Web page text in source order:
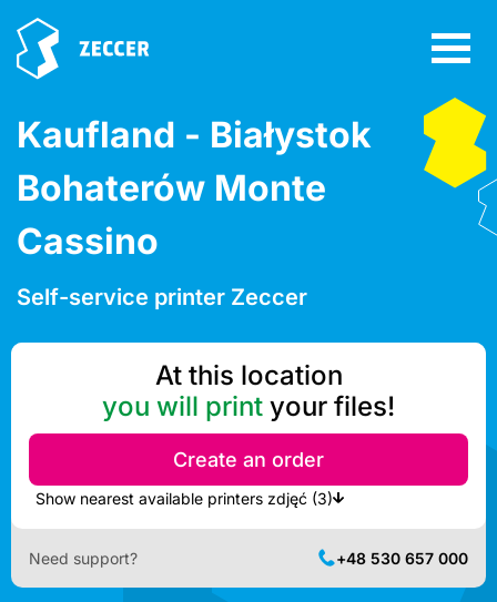
Kaufland - Białystok
Bohaterów Monte
Cassino
Self-service printer Zeccer
At this location
you will print your files!
Create an order
Show nearest available printers zdjęć (3)
Need support? +48 530 657 000